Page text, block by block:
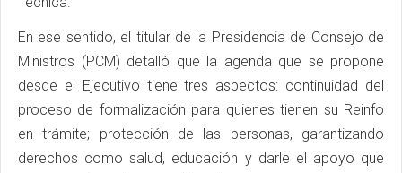
En ese sentido, el titular de la Presidencia de Consejo de
Ministros (PCM) detalló que la agenda que se propone
desde el Ejecutivo tiene tres aspectos: continuidad del
proceso de formalización para quienes tienen su Reinfo
en trámite; protección de las personas, garantizando
derechos como salud, educación y darle el apoyo que